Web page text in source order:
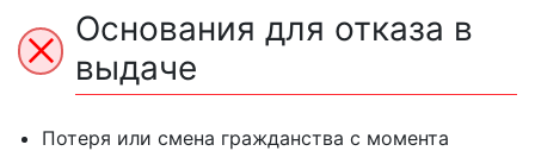
Основания для отказа в
выдаче
Потеря или смена гражданства с момента